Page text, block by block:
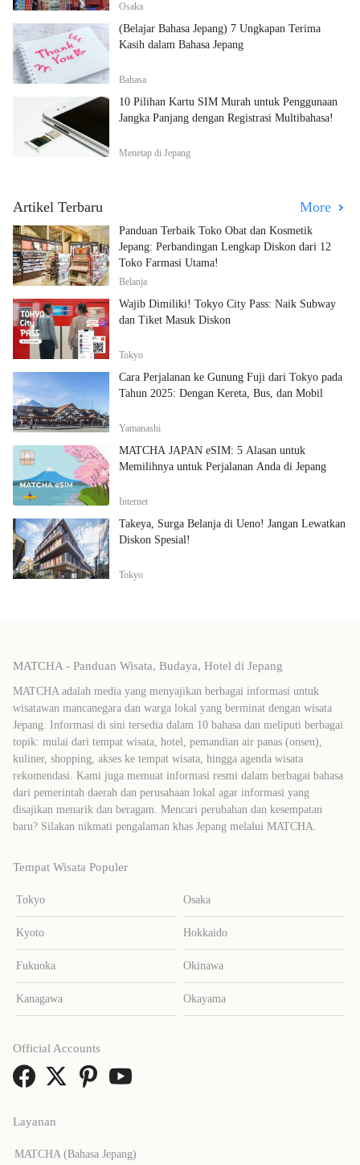
Osaka
(Belajar Bahasa Jepang) 7 Ungkapan Terima
Kasih dalam Bahasa Jepang
Bahasa
10 Pilihan Kartu SIM Murah untuk Penggunaan
Jangka Panjang dengan Registrasi Multibahasa!
Menetap di Jepang
Artikel Terbaru More
Panduan Terbaik Toko Obat dan Kosmetik
Jepang: Perbandingan Lengkap Diskon dari 12
Toko Farmasi Utama!
Belanja
Wajib Dimiliki! Tokyo City Pass: Naik Subway
dan Tiket Masuk Diskon
Tokyo
Cara Perjalanan ke Gunung Fuji dari Tokyo pada
Tahun 2025: Dengan Kereta, Bus, dan Mobil
Yamanashi
MATCHA JAPAN eSIM: 5 Alasan untuk
Memilihnya untuk Perjalanan Anda di Jepang
Internet
Takeya, Surga Belanja di Ueno! Jangan Lewatkan
Diskon Spesial!
Tokyo
MATCHA - Panduan Wisata, Budaya, Hotel di Jepang
MATCHA adalah media yang menyajikan berbagai informasi untuk
wisatawan mancanegara dan warga lokal yang berminat dengan wisata
Jepang. Informasi di sini tersedia dalam 10 bahasa dan meliputi berbagai
topik: mulai dari tempat wisata, hotel, pemandian air panas (onsen),
kuliner, shopping, akses ke tempat wisata, hingga agenda wisata
rekomendasi. Kami juga memuat informasi resmi dalam berbagai bahasa
dari pemerintah daerah dan perusahaan lokal agar informasi yang
disajikan menarik dan beragam. Mencari perubahan dan kesempatan
baru? Silakan nikmati pengalaman khas Jepang melalui MATCHA.
Tempat Wisata Populer
Tokyo Osaka
Kyoto Hokkaido
Fukuoka Okinawa
Kanagawa Okayama
Layanan
MATCHA (Bahasa Jepang)
Official Accounts